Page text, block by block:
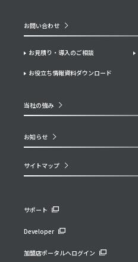
当社の強み
お知らせ
お問い合わせ
お見積り・導入のご相談
お役立ち情報資料ダウンロード
サイトマップ
サポート
Developer
加盟店ポータルへログイン